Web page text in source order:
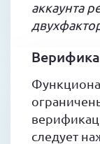
аккаунта
следует